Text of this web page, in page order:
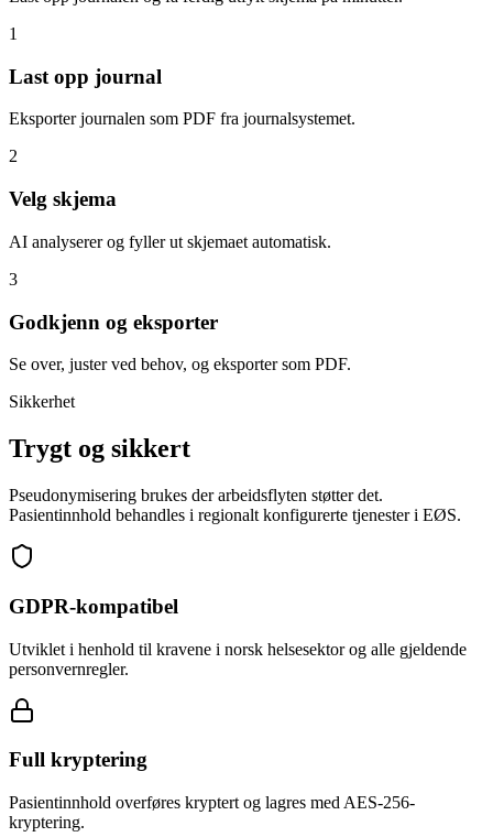
1
Last opp journal
Eksporter journalen som PDF fra journalsystemet.
2
Velg skjema
AI analyserer og fyller ut skjemaet automatisk.
3
Godkjenn og eksporter
Se over, juster ved behov, og eksporter som PDF.
Sikkerhet
Trygt og sikkert
Pseudonymisering brukes der arbeidsflyten støtter det.
Pasientinnhold behandles i regionalt konfigurerte tjenester i EØS.
GDPR-kompatibel
Utviklet i henhold til kravene i norsk helsesektor og alle gjeldende
personvernregler.
Full kryptering
Pasientinnhold overføres kryptert og lagres med AES-256-
kryptering.